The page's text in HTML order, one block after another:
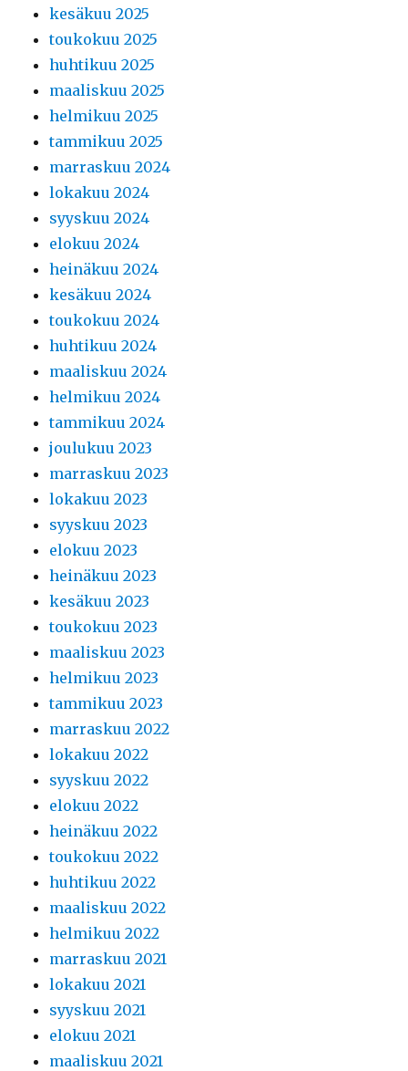
kesäkuu 2025
toukokuu 2025
huhtikuu 2025
maaliskuu 2025
helmikuu 2025
tammikuu 2025
marraskuu 2024
lokakuu 2024
syyskuu 2024
elokuu 2024
heinäkuu 2024
kesäkuu 2024
toukokuu 2024
huhtikuu 2024
maaliskuu 2024
helmikuu 2024
tammikuu 2024
joulukuu 2023
marraskuu 2023
lokakuu 2023
syyskuu 2023
elokuu 2023
heinäkuu 2023
kesäkuu 2023
toukokuu 2023
maaliskuu 2023
helmikuu 2023
tammikuu 2023
marraskuu 2022
lokakuu 2022
syyskuu 2022
elokuu 2022
heinäkuu 2022
toukokuu 2022
huhtikuu 2022
maaliskuu 2022
helmikuu 2022
marraskuu 2021
lokakuu 2021
syyskuu 2021
elokuu 2021
maaliskuu 2021